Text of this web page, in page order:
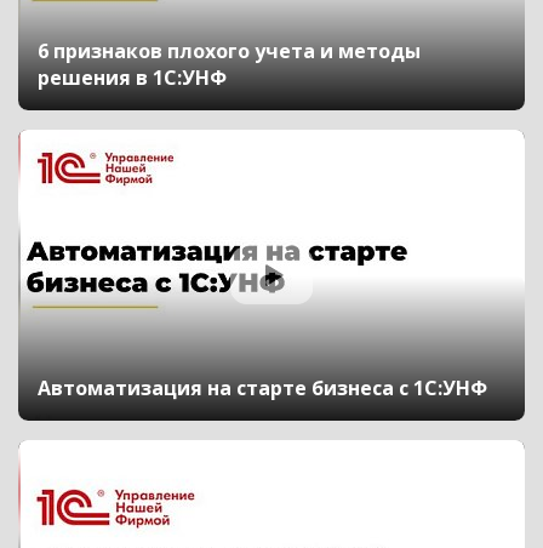
6 признаков плохого учета и методы
решения в 1С:УНФ
Автоматизация на старте бизнеса с 1С:УНФ